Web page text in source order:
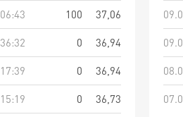
100
37,06
0
36,94
0
36,94
0
36,73